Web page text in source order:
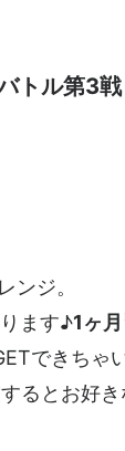
トル第3戦
ンジ。
ます♪1ヶ
できちゃ
るとお好